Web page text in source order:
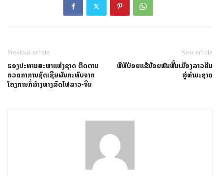
Previous article
ຮອງປະທານສະພາແຫ່ງຊາດ ຕິດຕາມ
ກວດກາການຊົດເຊີຍຜົນກະທົບຈາກ
ໂຄງການກໍ່ສ້າງທາງລົດໄຟລາວ-ຈີນ
Next article
ພິທີປ່ອຍແຂ້ນ້ອຍພັນພື້ນເມືອງລາວຄືນ
ສູ່ທໍາມະຊາດ